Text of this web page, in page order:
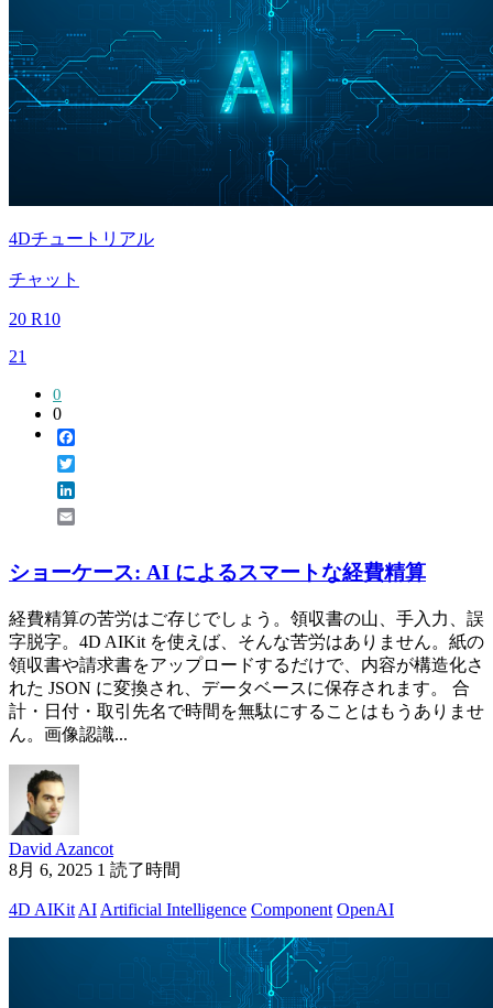
4Dチュートリアル
チャット
20 R10
21
0
0
ショーケース: AI によるスマートな経費精算
経費精算の苦労はご存じでしょう。領収書の山、手入力、誤
字脱字。4D AIKit を使えば、そんな苦労はありません。紙の
領収書や請求書をアップロードするだけで、内容が構造化さ
れた JSON に変換され、データベースに保存されます。 合
計・日付・取引先名で時間を無駄にすることはもうありませ
ん。画像認識...
David Azancot
8月 6, 2025 1 読了時間
4D AIKit AI Artificial Intelligence Component OpenAI